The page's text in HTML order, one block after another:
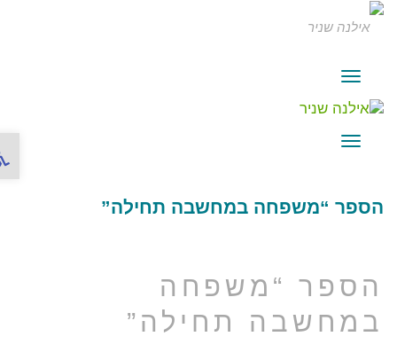
תפריט
תפריט
הספר “משפחה במחשבה תחילה”
הספר “משפחה
במחשבה תחילה”